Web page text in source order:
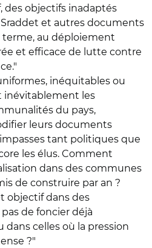
des objectifs inadaptés
et autres documents
terme, au déploiement
et efficace de lutte contre
inéquitables ou
inévitablement les
du pays,
leurs documents
tant politiques que
les élus. Comment
dans des communes
de construire par an ?
objectif dans des
de foncier déjà
dans celles où la pression
?"